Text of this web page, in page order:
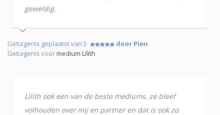
geweldig.
Getuigenis geplaatst van 5
door Pien
Getuigenis voormedium Lilith
Lilith ook een van de beste mediums. ze bleef
volhouden over mij en partner en dat is ook zo